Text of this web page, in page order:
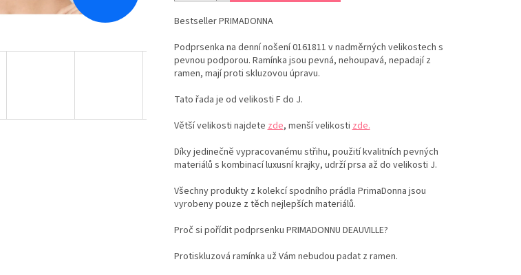
Bestseller PRIMADONNA
Podprsenka na denní nošení 0161811 v nadměrných velikostech s
pevnou podporou. Ramínka jsou pevná, nehoupavá, nepadají z
ramen, mají proti skluzovou úpravu.
Tato řada je od velikosti F do J.
Větší velikosti najdetezde, menší velikostizde.
Díky jedinečně vypracovanému střihu, použití kvalitních pevných
materiálů s kombinací luxusní krajky, udrží prsa až do velikosti J.
Všechny produkty z kolekcí spodního prádla PrimaDonna jsou
vyrobeny pouze z těch nejlepších materiálů.
Proč si pořídit podprsenku PRIMADONNU DEAUVILLE?
Protiskluzová ramínka už Vám nebudou padat z ramen.